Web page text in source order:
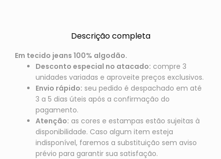
Descrição completa
Em tecido jeans 100% algodão.
Desconto especial no atacado: compre 3
unidades variadas e aproveite preços exclusivos.
Envio rápido: seu pedido é despachado em até
3 a 5 dias úteis após a confirmação do
pagamento.
Atenção: as cores e estampas estão sujeitas à
disponibilidade. Caso algum item esteja
indisponível, faremos a substituição sem aviso
prévio para garantir sua satisfação.